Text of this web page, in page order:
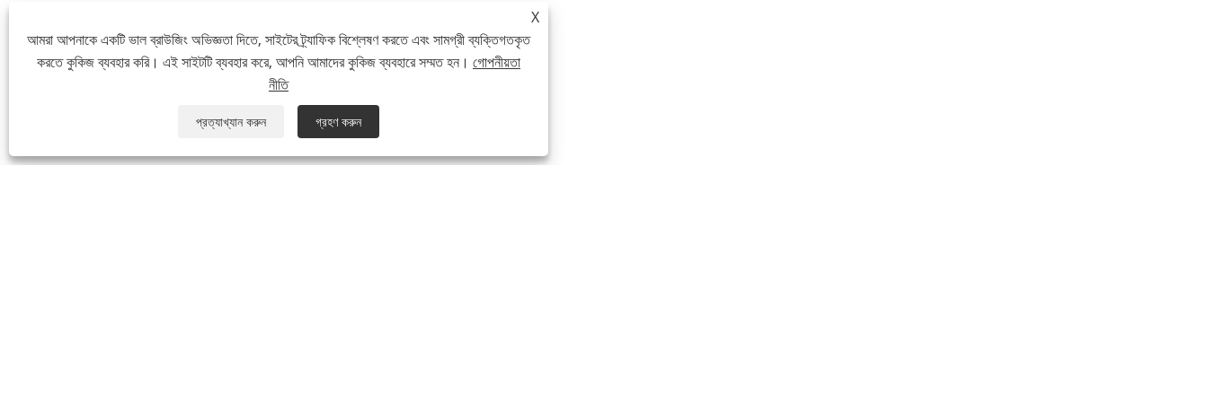
X
আমরা আপনাকে একটি ভাল ব্রাউজিং অভিজ্ঞতা দিতে, সাইটের ট্র্যাফিক বিশ্লেষণ করতে এবং সামগ্রী ব্যক্তিগতকৃত
করতে কুকিজ ব্যবহার করি। এই সাইটটি ব্যবহার করে, আপনি আমাদের কুকিজ ব্যবহারে সম্মত হন। গোপনীয়তা
নীতি
প্রত্যাখ্যান করুন গ্রহণ করুন